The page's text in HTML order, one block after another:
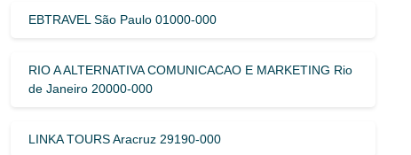
EBTRAVEL São Paulo 01000-000
RIO A ALTERNATIVA COMUNICACAO E MARKETING Rio
de Janeiro 20000-000
LINKA TOURS Aracruz 29190-000